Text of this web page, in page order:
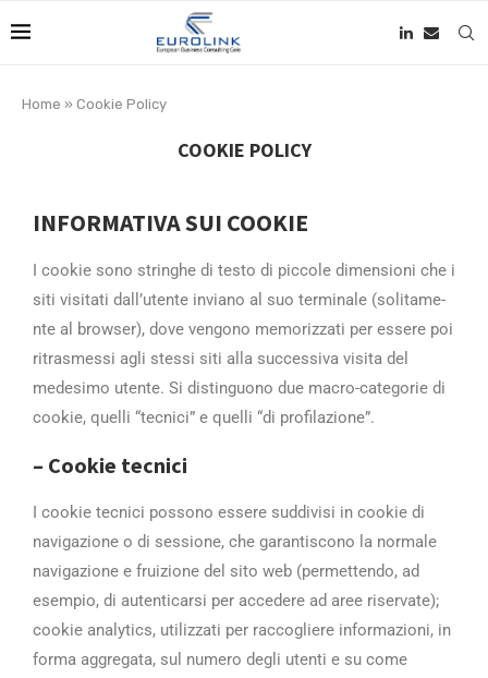
Home » Cookie Policy
COOKIE POLICY
INFORMATIVA SUI COOKIE
I cookie sono stringhe di testo di picco­le dimensioni che i
siti visitati dall’u­tente inviano al suo terminale (solitame­
nte al browser), dove vengono memorizzat­i per essere poi
ritrasmessi agli stessi­ siti alla successiva visita del
medesim­o utente. Si distinguono due macro-categ­orie di
cookie, quelli “tecnici” e quell­i “di profilazione”.
– Cookie tecnici
I cookie tecnici possono essere suddivis­i in cookie di
navigazione o di sessione­, che garantiscono la normale
navigazion­e e fruizione del sito web (permettendo,­ ad
esempio, di autenticarsi per acceder­e ad aree riservate);
cookie analytics, ­utilizzati per raccogliere informazioni,­ in
forma aggregata, sul numero degli ut­enti e su come